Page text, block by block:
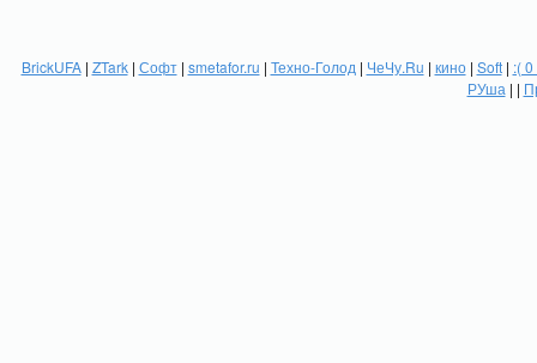
BrickUFA| ZTark| Софт| smetafor.ru | Техно-Голод | ЧеЧу.Ru | кино| Soft| :(
РУша | |